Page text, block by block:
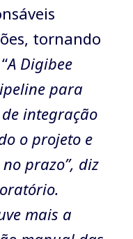
tornando
A Digibee
para
integração
o projeto e
prazo”, diz
mais a